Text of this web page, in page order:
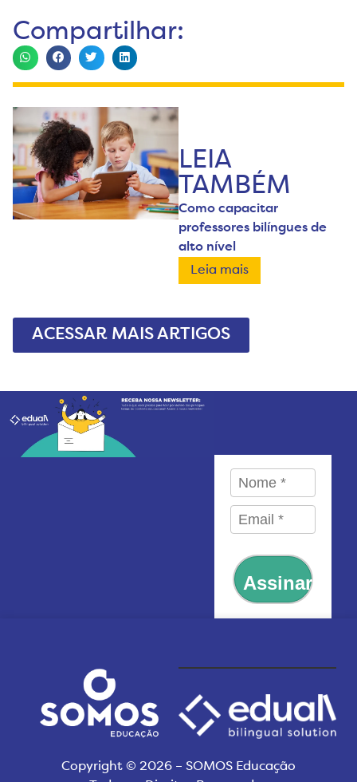
Compartilhar:
LEIA
TAMBÉM
Como capacitar
professores bilíngues de
alto nível
Leia mais
ACESSAR MAIS ARTIGOS
Assinar
Copyright © 2026 – SOMOS Educação